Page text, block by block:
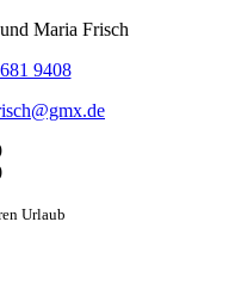
Maria Frisch
9408
Urlaub